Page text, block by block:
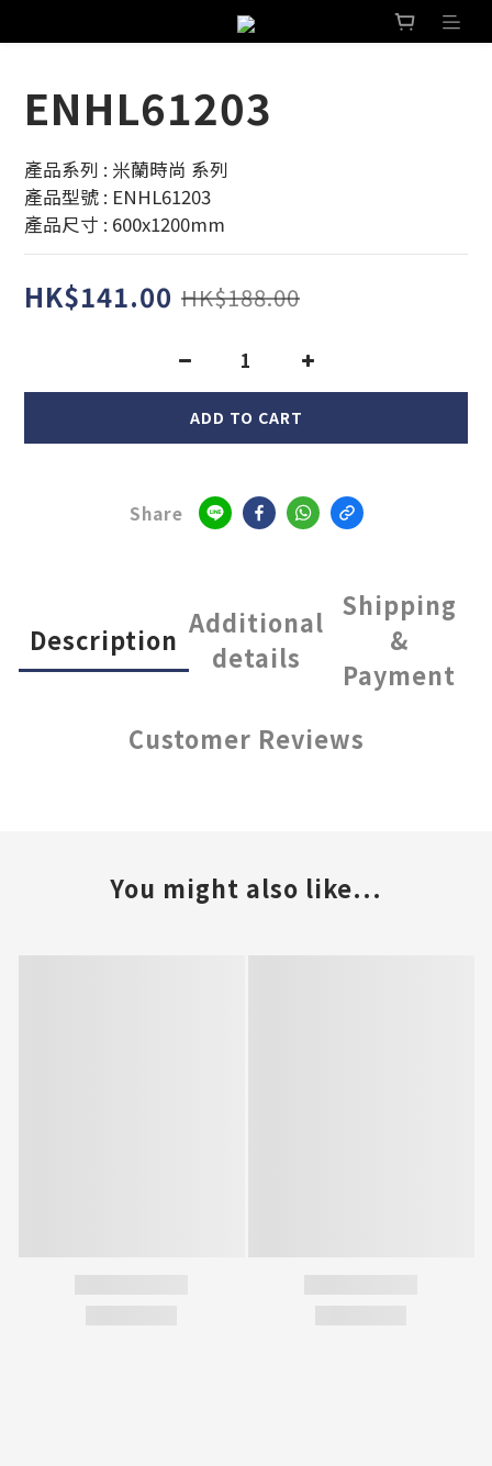
ENHL61203
產品系列 : 米蘭時尚 系列
產品型號 : ENHL61203
產品尺寸 : 600x1200mm
HK$141.00 HK$188.00
ADD TO CART
Share
Description
Additional
details
Shipping
&
Payment
Customer Reviews
You might also like...